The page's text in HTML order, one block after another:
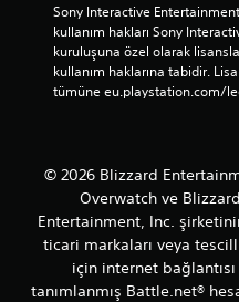
Sony Interactive
kullanım hakları Sony
kuruluşuna özel olarak
kullanım haklarına tabidir.
tümüne eu.playstation.com/
© 2026 Blizzard
Overwatch ve
Entertainment, Inc.
ticari markaları veya
için internet
tanımlanmış Battle.net®